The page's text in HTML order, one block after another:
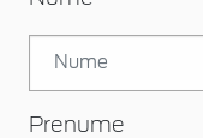
Prenume